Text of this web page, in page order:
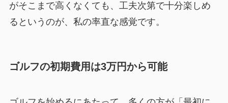
がそこまで高くなくても、工夫次第で十分楽しめ
るというのが、私の率直な感覚です。
ゴルフの初期費用は3万円から可能